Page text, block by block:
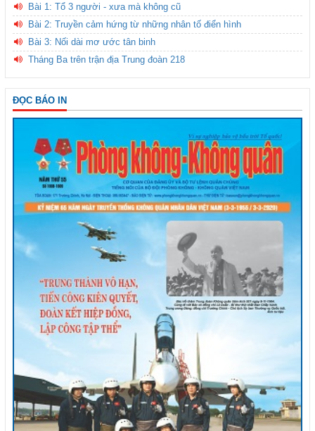
Bài 1: Tổ 3 người - xưa mà không cũ
Bài 2: Truyền cảm hứng từ những nhân tố điển hình
Bài 3: Nối dài mơ ước tân binh
Tháng Ba trên trận địa Trung đoàn 218
ĐỌC BÁO IN